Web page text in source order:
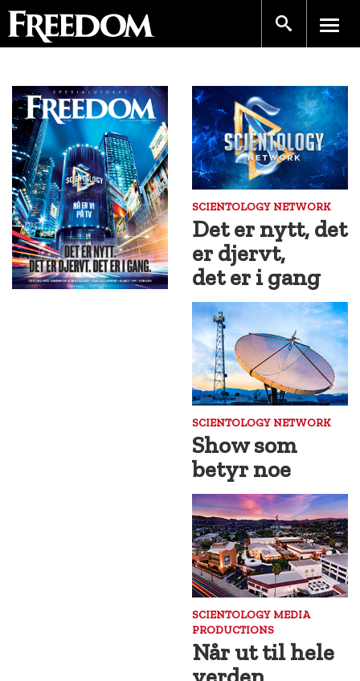
SCIENTOLOGY NETWORK
Det er nytt, det
er djervt,
det er i gang
SCIENTOLOGY NETWORK
Show som
betyr noe
SCIENTOLOGY MEDIA
PRODUCTIONS
Når ut til hele